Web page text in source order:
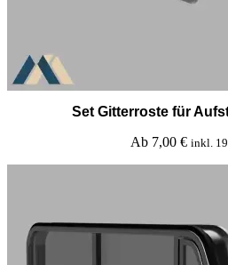
Set Gitterroste für
Ab 7,00 € inkl.